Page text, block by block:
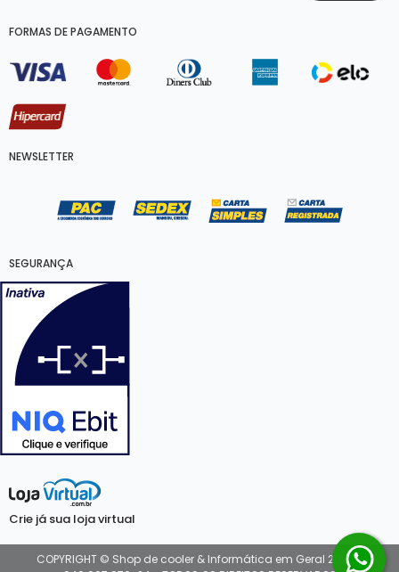
FORMAS DE PAGAMENTO
NEWSLETTER
SEGURANÇA
Crie já sua loja virtual
COPYRIGHT © Shop de cooler & Informática em Geral 2026 -